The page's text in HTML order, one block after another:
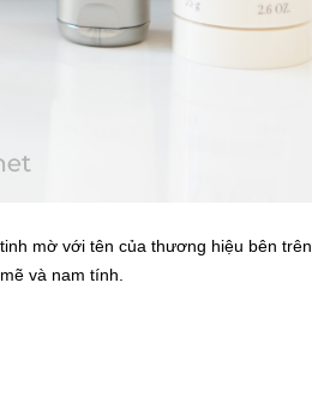
mờ với tên của thương hiệu bên trên.
và nam tính.